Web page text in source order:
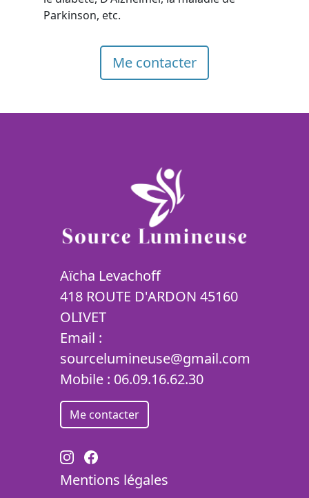
Parkinson, etc.
Me contacter
Aïcha Levachoff
418 ROUTE D'ARDON 45160
OLIVET
Email :
sourcelumineuse@gmail.com
Mobile : 06.09.16.62.30
Me contacter
Mentions légales